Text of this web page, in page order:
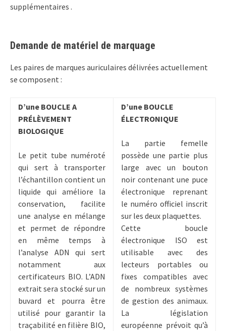
supplémentaires .
Demande de matériel de marquage
Les paires de marques auriculaires délivrées actuellement
se composent :
D’une BOUCLE A
PRÉLÈVEMENT
BIOLOGIQUE
Le petit tube numéroté
qui sert à transporter
l’échantillon contient un
liquide qui améliore la
conservation, facilite
une analyse en mélange
et permet de répondre
en même temps à
l’analyse ADN qui sert
notamment aux
certificateurs BIO. L’ADN
extrait sera stocké sur un
buvard et pourra être
utilisé pour garantir la
traçabilité en filière BIO,
D’une BOUCLE
ÉLECTRONIQUE
La partie femelle
possède une partie plus
large avec un bouton
noir contenant une puce
électronique reprenant
le numéro officiel inscrit
sur les deux plaquettes.
Cette boucle
électronique ISO est
utilisable avec des
lecteurs portables ou
fixes compatibles avec
de nombreux systèmes
de gestion des animaux.
La législation
européenne prévoit qu’à